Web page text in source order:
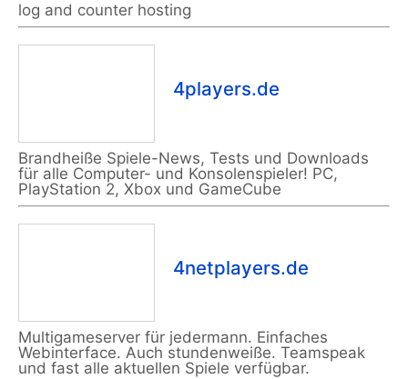
log and counter hosting
4players.de
Brandheiße Spiele-News, Tests und Downloads
für alle Computer- und Konsolenspieler! PC,
PlayStation 2, Xbox und GameCube
4netplayers.de
Multigameserver für jedermann. Einfaches
Webinterface. Auch stundenweiße. Teamspeak
und fast alle aktuellen Spiele verfügbar.